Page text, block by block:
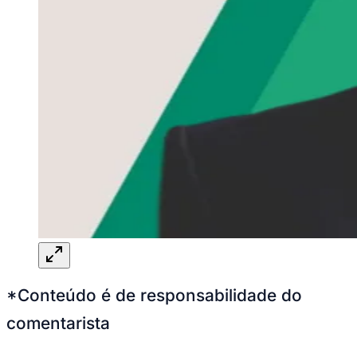
*Conteúdo é de responsabilidade do
comentarista